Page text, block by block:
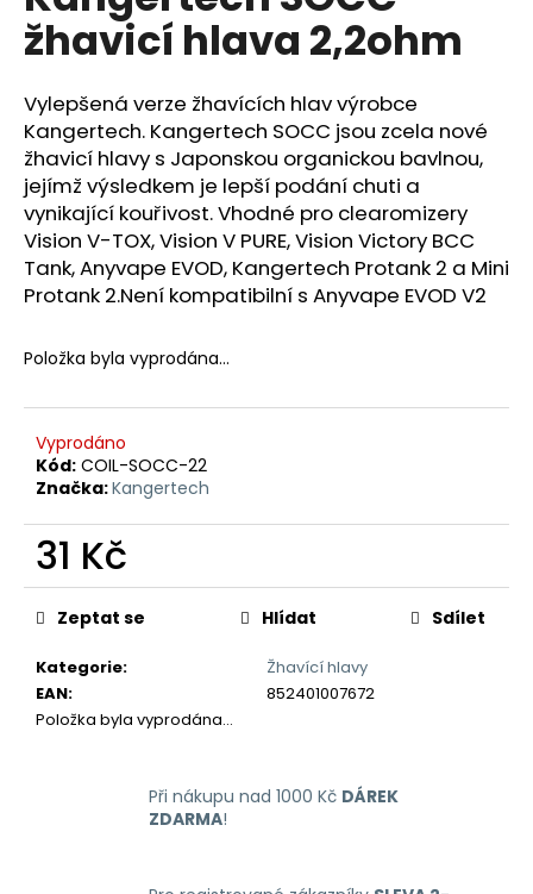
0,0
z
hvězdiček.
žhavicí hlava 2,2ohm
Vylepšená verze žhavících hlav výrobce
Kangertech. Kangertech SOCC jsou zcela nové
žhavicí hlavy s Japonskou organickou bavlnou,
jejímž výsledkem je lepší podání chuti a
vynikající kouřivost. Vhodné pro clearomizery
Vision V-TOX, Vision V PURE, Vision Victory BCC
Tank, Anyvape EVOD, Kangertech Protank 2 a Mini
Protank 2.Není kompatibilní s Anyvape EVOD V2
Položka byla vyprodána…
Vyprodáno
Kód: COIL-SOCC-22
Značka:Kangertech
31 Kč
Měrná
cena:
Kategorie:
Žhavící hlavy
EAN:
852401007672
Položka byla vyprodána…
Zeptat se Hlídat Sdílet
Při nákupu nad 1000 Kč DÁREK
ZDARMA!
a
j
í
t
?
HLEDAT
o
p
o
u
j
e
e
ELEKTRONICKÁ